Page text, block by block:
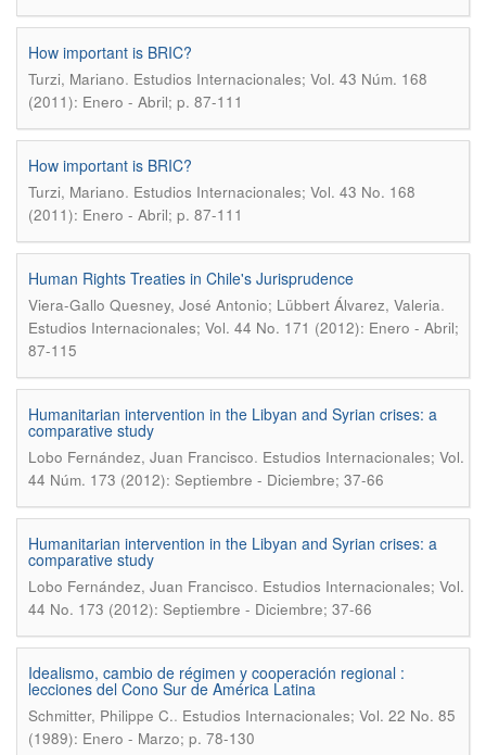
How important is BRIC?
Turzi, Mariano. Estudios Internacionales; Vol. 43 Núm. 168
(2011): Enero - Abril; p. 87-111
How important is BRIC?
Turzi, Mariano. Estudios Internacionales; Vol. 43 No. 168
(2011): Enero - Abril; p. 87-111
Human Rights Treaties in Chile's Jurisprudence
Viera-Gallo Quesney, José Antonio; Lübbert Álvarez, Valeria.
Estudios Internacionales; Vol. 44 No. 171 (2012): Enero - Abril;
87-115
Humanitarian intervention in the Libyan and Syrian crises: a
comparative study
Lobo Fernández, Juan Francisco. Estudios Internacionales; Vol.
44 Núm. 173 (2012): Septiembre - Diciembre; 37-66
Humanitarian intervention in the Libyan and Syrian crises: a
comparative study
Lobo Fernández, Juan Francisco. Estudios Internacionales; Vol.
44 No. 173 (2012): Septiembre - Diciembre; 37-66
Idealismo, cambio de régimen y cooperación regional :
lecciones del Cono Sur de América Latina
Schmitter, Philippe C.. Estudios Internacionales; Vol. 22 No. 85
(1989): Enero - Marzo; p. 78-130